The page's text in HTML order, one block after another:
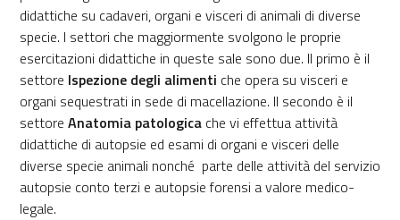
didattiche su cadaveri, organi e visceri di animali di diverse
specie. I settori che maggiormente svolgono le proprie
esercitazioni didattiche in queste sale sono due. Il primo è il
settore Ispezione degli alimenti che opera su visceri e
organi sequestrati in sede di macellazione. Il secondo è il
settore Anatomia patologica che vi effettua attività
didattiche di autopsie ed esami di organi e visceri delle
diverse specie animali nonché parte delle attività del servizio
autopsie conto terzi e autopsie forensi a valore medico-
legale.